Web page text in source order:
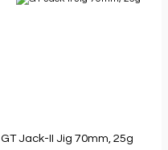
GT Jack-II Jig 70mm, 25g